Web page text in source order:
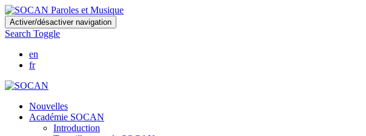
Skip
to
main
content
Activer/désactiver navigation
Search Toggle
en
fr
Nouvelles
Académie SOCAN
Introduction